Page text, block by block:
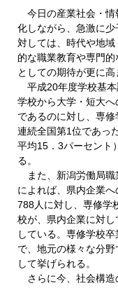
今日の産業社会・情
化しながら、急激に
対しては、時代や地
的な職業教育や専門
としての期待が更に高
平成20年度学校基本
学校から大学・短大
であるのに対し、専
連続全国第1位であっ
平均15．3パーセント
る。
また、新潟労働局職
によれば、県内企業
788人に対し、専修学
校が、県内企業に対
している。専修学校
で、地元の様々な分
して挙げられる。
さらに今、社会構造